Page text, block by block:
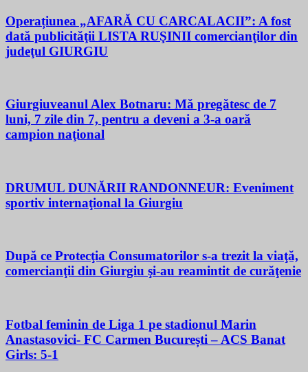
Operațiunea „AFARĂ CU CARCALACII”: A fost
dată publicităţii LISTA RUŞINII comercianţilor din
judeţul GIURGIU
Giurgiuveanul Alex Botnaru: Mă pregătesc de 7
luni, 7 zile din 7, pentru a deveni a 3-a oară
campion naţional
DRUMUL DUNĂRII RANDONNEUR: Eveniment
sportiv internaţional la Giurgiu
După ce Protecţia Consumatorilor s-a trezit la viaţă,
comercianţii din Giurgiu şi-au reamintit de curăţenie
Fotbal feminin de Liga 1 pe stadionul Marin
Anastasovici- FC Carmen București – ACS Banat
Girls: 5-1